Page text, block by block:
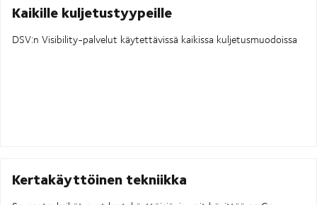
Kaikille kuljetustyypeille
DSV:n Visibility-palvelut käytettävissä kaikissa kuljetusmuodoissa
Kertakäyttöinen tekniikka